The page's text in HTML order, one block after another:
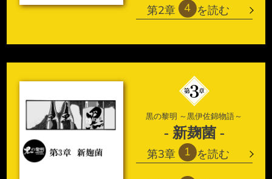
第2章 4 を読む
黒の黎明 ～黒伊佐錦物語～
- 新麹菌 -
第3章 1 を読む